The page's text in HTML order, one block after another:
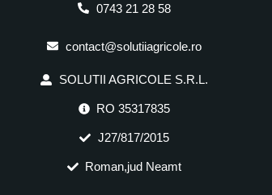
0743 21 28 58
contact@solutiiagricole.ro
SOLUTII AGRICOLE S.R.L.
RO 35317835
J27/817/2015
Roman,jud Neamt